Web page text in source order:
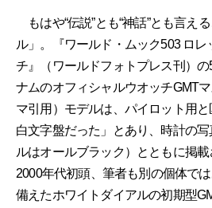
もはや“伝説”とも“神話”とも言え
ル」。『ワールド・ムック503 ロ
チ』（ワールドフォトプレス刊）
ナムのオフィシャルウオッチGMT
マ引用）モデルは、パイロット用
白文字盤だった」とあり、時計の
ルはオールブラック）とともに掲載
2000年代初頭、筆者も別の個体で
備えたホワイトダイアルの初期型